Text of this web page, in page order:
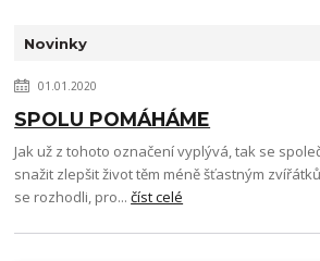
Novinky
01.01.2020
SPOLU POMÁHÁME
Jak už z tohoto označení vyplývá, tak se
snažit zlepšit život těm méně šťastným
se rozhodli, pro...číst celé